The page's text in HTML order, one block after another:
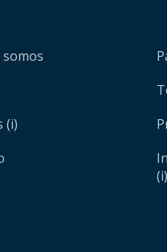
(i)
(i)